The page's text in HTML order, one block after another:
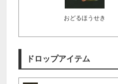
おどるほうせき
ドロップアイテム